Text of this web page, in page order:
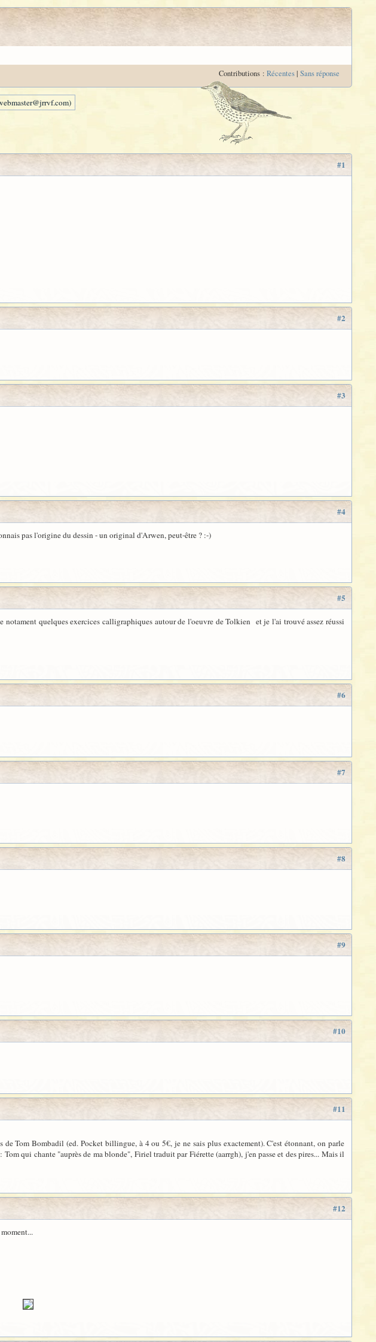
Contributions : Récentes| Sans réponse
#1
#2
#3
#4
pas l'origine du dessin - un original d'Arwen, peut-être ? :-)
#5
quelques exercices calligraphiques autour de l'oeuvre de Tolkien et je l'ai trouvé assez réussi
#6
#7
#8
#9
#10
#11
Tom Bombadil (ed. Pocket billingue, à 4 ou 5€, je ne sais plus exactement). C'est étonnant, on parle
qui chante "auprès de ma blonde", Firiel traduit par Fiérette (aarrgh), j'en passe et des pires... Mais il
#12